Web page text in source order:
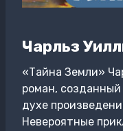
Чарльз
«Тайна Земли»
роман,
духе
Невероятные